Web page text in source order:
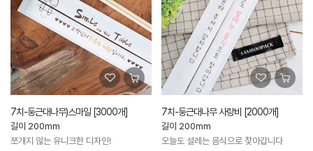
7치-둥근대나무)스마일 [3000개]
길이 200mm
쪼개지 않는 유니크한 디자인!
7치-둥근대나무 사랑비 [2000개]
길이 200mm
오늘도 설레는 음식으로 찾아갑니다